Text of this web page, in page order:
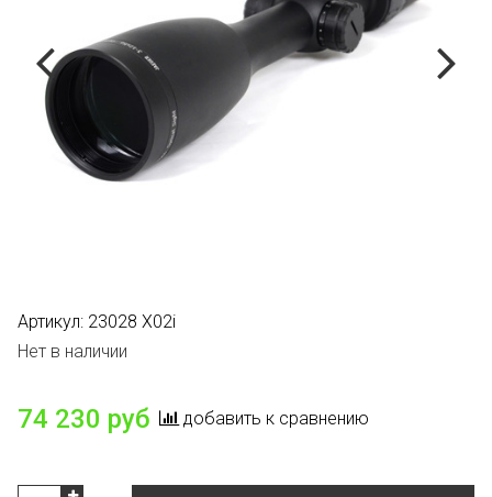
Артикул: 23028 X02i
Нет в наличии
74 230 руб добавить к сравнению